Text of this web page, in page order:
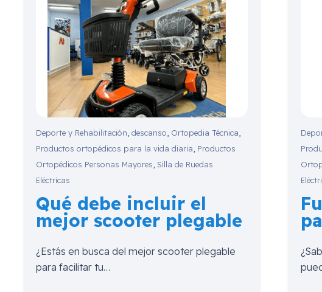
Deporte y Rehabilitación ,descanso Ortopedia Técnica
Productos ortopédicos para la vida diaria Productos
Ortopédicos Personas Mayores ,Silla de Ruedas
Eléctricas
Qué debe incluir el
mejor scooter plegable
¿Estás en busca del mejor scooter plegable
para facilitar tu…